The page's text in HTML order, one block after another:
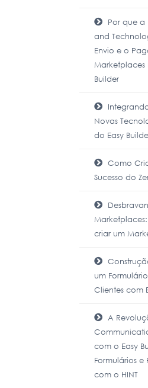
Por que a
and
Envio e o
Marketplaces
Builder
Novas
do Easy
Como
Sucesso do
criar um
um
Clientes com
A
com o Easy
Formulários
com o HINT